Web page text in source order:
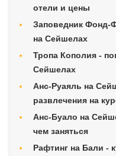
отели и цены
Заповедник Фонд-
на Сейшелах
Тропа Кополия -
Сейшелах
Анс-Руаяль на
развлечения на
Анс-Буало на
чем заняться
Рафтинг на Бали -